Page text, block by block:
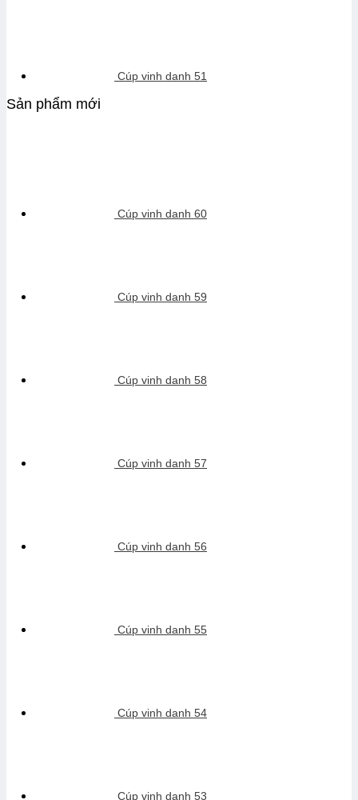
Cúp vinh danh 51
Sản phẩm mới
Cúp vinh danh 60
Cúp vinh danh 59
Cúp vinh danh 58
Cúp vinh danh 57
Cúp vinh danh 56
Cúp vinh danh 55
Cúp vinh danh 54
Cúp vinh danh 53